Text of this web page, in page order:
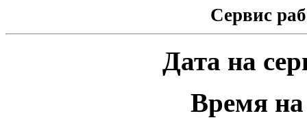
Сервис
Дата на
Время на